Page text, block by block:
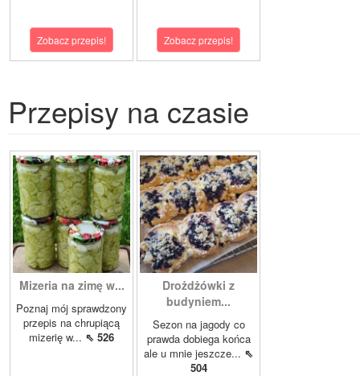
Zobacz przepis! Zobacz przepis!
Przepisy na czasie
Mizeria na zimę w...
Poznaj mój sprawdzony
przepis na chrupiącą
mizerię w... ⇖ 526
Drożdżówki z
budyniem...
Sezon na jagody co
prawda dobiega końca
ale u mnie jeszcze... ⇖
504